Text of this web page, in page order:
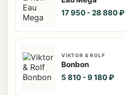
17 950 - 28 880 ₽
VIKTOR & ROLF
Bonbon
5 810 - 9 180 ₽